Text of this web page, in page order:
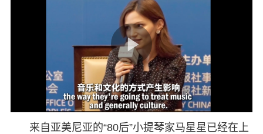
来自亚美尼亚的“80后”小提琴家马星星已经在上